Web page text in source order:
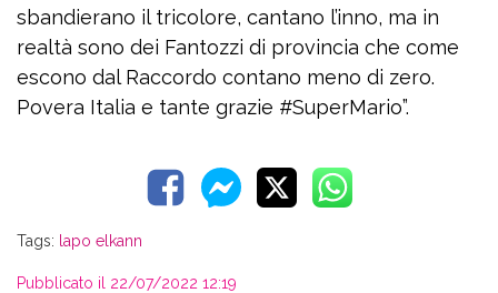
sbandierano il tricolore, cantano l’inno, ma in
realtà sono dei Fantozzi di provincia che come
escono dal Raccordo contano meno di zero.
Povera Italia e tante grazie #SuperMario”.
Tags: lapo elkann
Pubblicato il 22/07/2022 12:19